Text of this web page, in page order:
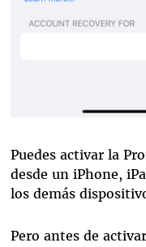
Puedes activar la
desde un iPhone,
los demás
Pero antes de